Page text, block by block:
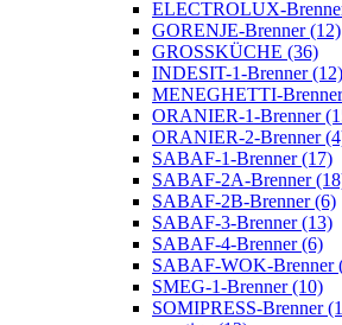
ELECTROLUX-
GORENJE-Brenner (12)
GROSSKÜCHE (36)
INDESIT-1-Brenner (12)
MENEGHETTI-
ORANIER-1-Brenner
ORANIER-2-Brenner
SABAF-1-Brenner (17)
SABAF-2A-Brenner
SABAF-2B-Brenner (6)
SABAF-3-Brenner (13)
SABAF-4-Brenner (6)
SABAF-WOK-Brenner
SMEG-1-Brenner (10)
SOMIPRESS-Brenner